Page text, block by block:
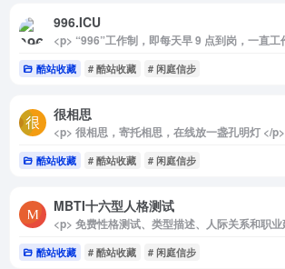
996.ICU
酷站收藏 # 酷站收藏 # 闲庭信步
很相思
<p> 很相思，寄托相思，在线放一盏孔明灯 </p>
酷站收藏 # 酷站收藏 # 闲庭信步
MBTI十六型人格测试
酷站收藏 # 酷站收藏 # 闲庭信步